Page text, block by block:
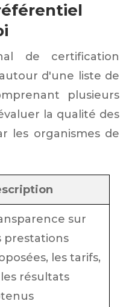
de certification
d'une liste de
plusieurs
la qualité des
les organismes de
sur
prestations
les tarifs,
résultats